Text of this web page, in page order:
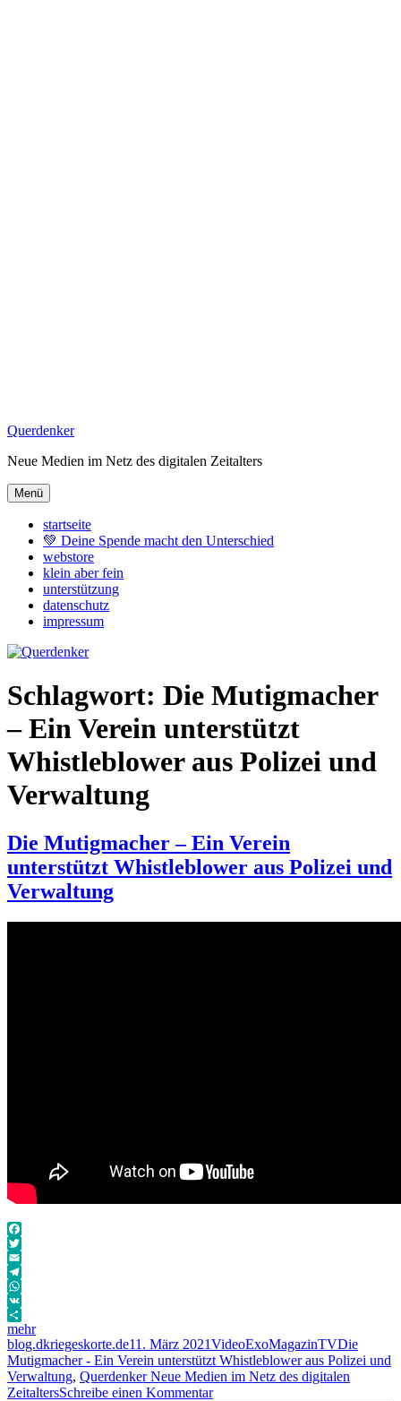
Zum
springen
Querdenker
Neue Medien im Netz des digitalen Zeitalters
Menü
startseite
💚 Deine Spende macht den Unterschied
webstore
klein aber fein
unterstützung
datenschutz
impressum
Schlagwort: Die Mutigmacher
– Ein Verein unterstützt
Whistleblower aus Polizei und
Verwaltung
Die Mutigmacher – Ein Verein
unterstützt Whistleblower aus Polizei und
Verwaltung
Facebook
Twitter
Email
Telegram
WhatsApp
VK
mehr
Autor
blog.dkriegeskorte.deVeröffentlicht
am
11. März 2021Format
VideoKategorien
ExoMagazinTVDie
Mutigmacher - Ein Verein unterstützt Whistleblower aus Polizei und
Verwaltung, Querdenker Neue Medien im Netz des digitalen
ZeitaltersSchreibe einen Kommentarzu